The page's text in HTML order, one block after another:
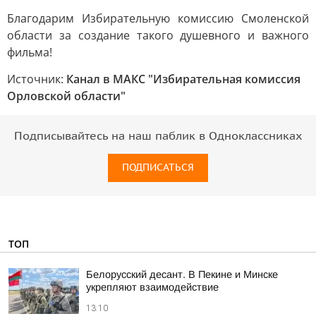
Благодарим Избирательную комиссию Смоленской
области за создание такого душевного и важного
фильма!
Источник: Канал в МАКС "Избирательная комиссия
Орловской области"
Подписывайтесь на наш паблик в Одноклассниках
ПОДПИСАТЬСЯ
ТОП
Белорусский десант. В Пекине и Минске
укрепляют взаимодействие
13:10